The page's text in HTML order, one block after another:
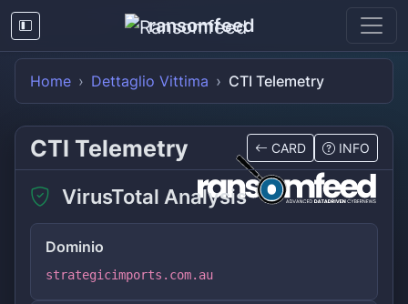
ransomfeed
Home Dettaglio Vittima CTI Telemetry
CTI Telemetry CARD INFO
VirusTotal Analysis
Dominio
strategicimports.com.au